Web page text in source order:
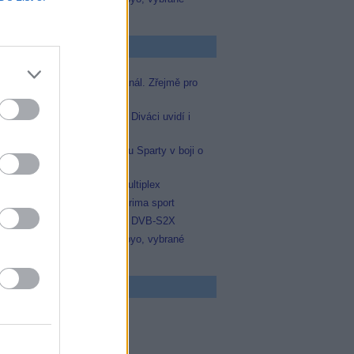
Zprávičky
Skylink spustil nový Test kanál. Zřejmě pro
Prima sport
zařadí Prima sport. Diváci uvidí i
Prima sport odvysílá i odvetu Sparty v boji o
mistrů
Operátor Du převzal další multiplex
Antik TV potvrdil zařazení Prima sport
Networks přešla na DVB-S2X
Niké liga opět komplet na Voyo, vybrané
program